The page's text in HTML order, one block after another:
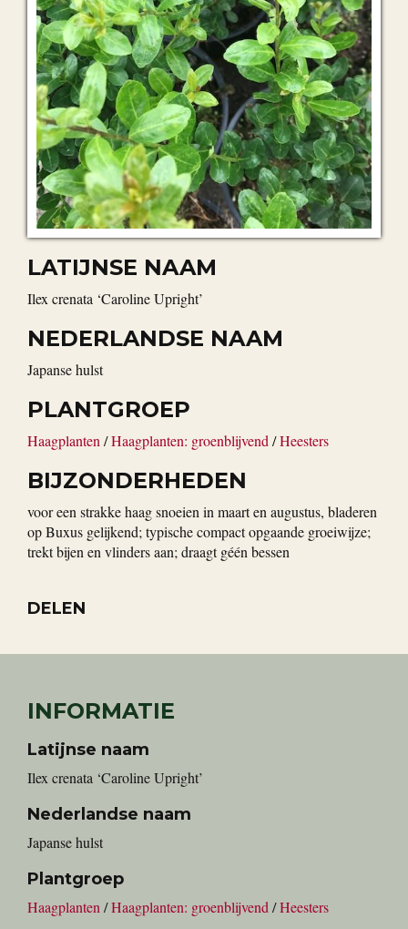
LATIJNSE NAAM
Ilex crenata ‘Caroline Upright’
NEDERLANDSE NAAM
Japanse hulst
PLANTGROEP
Haagplanten /Haagplanten: groenblijvend /Heesters
BIJZONDERHEDEN
voor een strakke haag snoeien in maart en augustus, bladeren
op Buxus gelijkend; typische compact opgaande groeiwijze;
trekt bijen en vlinders aan; draagt géén bessen
DELEN
INFORMATIE
Latijnse naam
Ilex crenata ‘Caroline Upright’
Nederlandse naam
Japanse hulst
Plantgroep
Haagplanten /Haagplanten: groenblijvend /Heesters